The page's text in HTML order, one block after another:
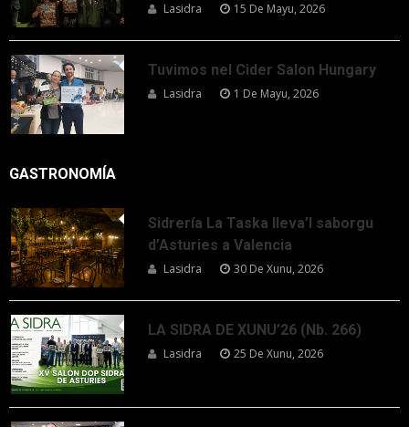
Lasidra 15 De Mayu, 2026
Tuvimos nel Cider Salon Hungary
Lasidra 1 De Mayu, 2026
GASTRONOMÍA
Sidrería La Taska lleva’l saborgu
d’Asturies a Valencia
Lasidra 30 De Xunu, 2026
LA SIDRA DE XUNU’26 (Nb. 266)
Lasidra 25 De Xunu, 2026